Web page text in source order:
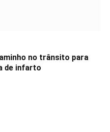
no trânsito para
de infarto